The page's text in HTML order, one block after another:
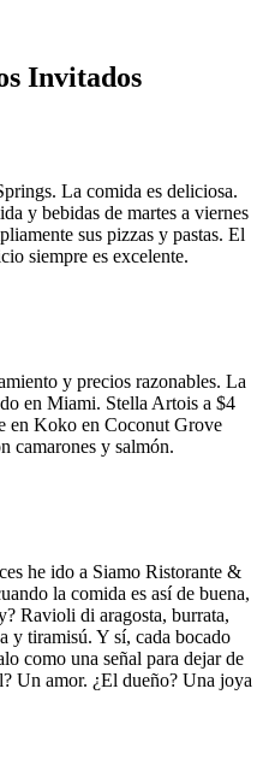
Invitados
La comida es deliciosa.
y bebidas de martes a viernes
sus pizzas y pastas. El
siempre es excelente.
y precios razonables. La
en Miami. Stella Artois a $4
en Koko en Coconut Grove
camarones y salmón.
he ido a Siamo Ristorante &
la comida es así de buena,
Ravioli di aragosta, burrata,
y tiramisú. Y sí, cada bocado
como una señal para dejar de
Un amor. ¿El dueño? Una joya